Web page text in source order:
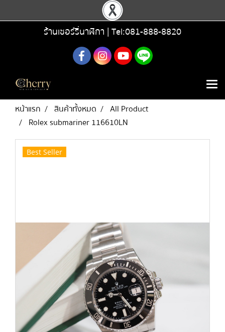
ร้านเชอร์รี่นาฬิกา | Tel:081-888-8820
หน้าแรก สินค้าทั้งหมด
All Product
Rolex submariner 116610LN
Best Seller